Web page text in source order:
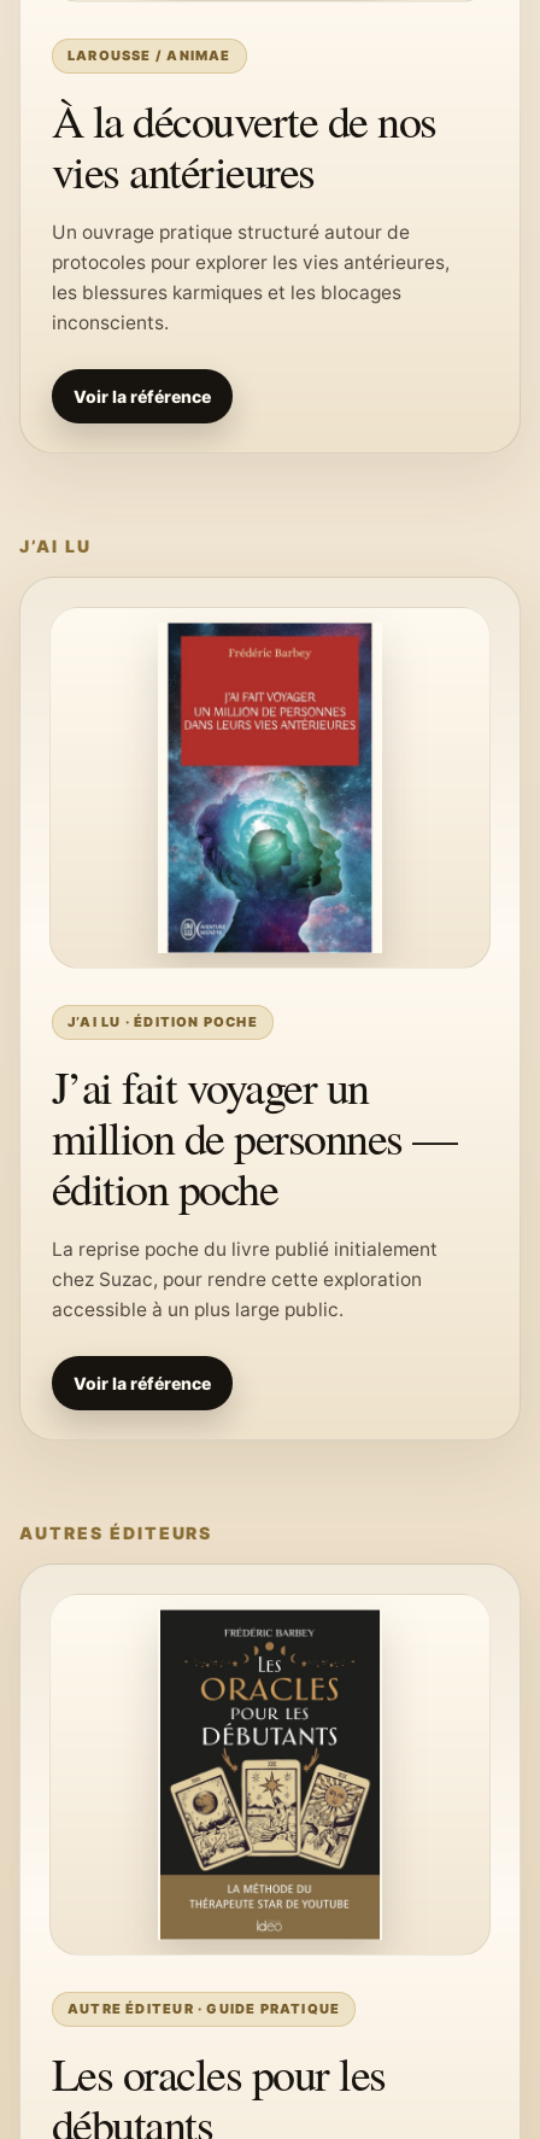
LAROUSSE / ANIMAE
À la découverte de nos
vies antérieures
Un ouvrage pratique structuré autour de
protocoles pour explorer les vies antérieures,
les blessures karmiques et les blocages
inconscients.
Voir la référence
J’AI LU
J’AI LU · ÉDITION POCHE
J’ai fait voyager un
million de personnes —
édition poche
La reprise poche du livre publié initialement
chez Suzac, pour rendre cette exploration
accessible à un plus large public.
Voir la référence
AUTRES ÉDITEURS
AUTRE ÉDITEUR · GUIDE PRATIQUE
Les oracles pour les
débutants